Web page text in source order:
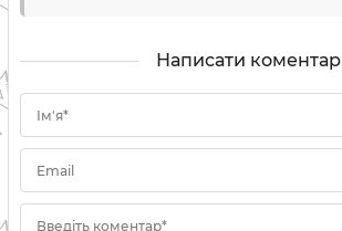
Написати коментар
Ім'я*
Email
Введіть коментар*